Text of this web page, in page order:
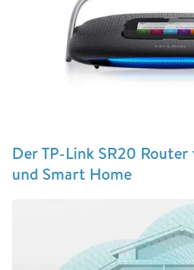
Der TP-Link SR20
und Smart Home